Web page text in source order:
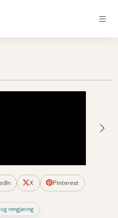
X Pinterest
rengjøring